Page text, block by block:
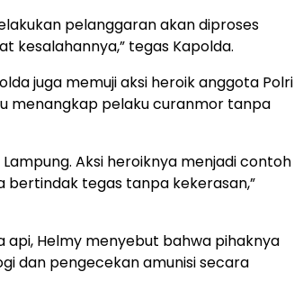
pelanggaran akan diproses
kesalahannya,” tegas Kapolda.
juga memuji aksi heroik anggota Polri
menangkap pelaku curanmor tanpa
Aksi heroiknya menjadi contoh
bertindak tegas tanpa kekerasan,”
api, Helmy menyebut bahwa pihaknya
dan pengecekan amunisi secara